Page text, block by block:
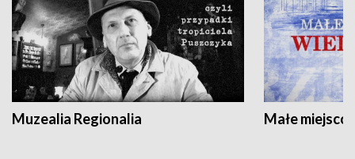
Muzealia Regionalia Małe